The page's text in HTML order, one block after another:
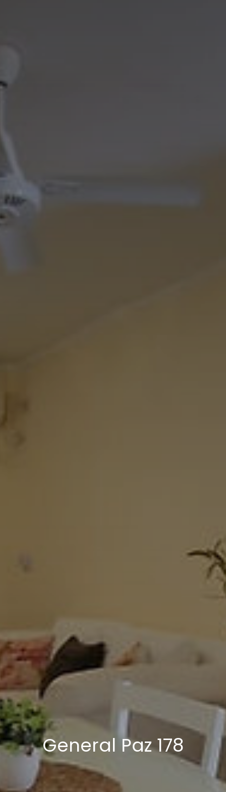
General Paz 178